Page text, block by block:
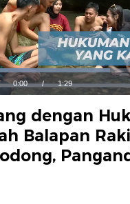
Waktu
0:00 / Durasi
1:29
Dimuat:
68.93%
dengan
Balapan